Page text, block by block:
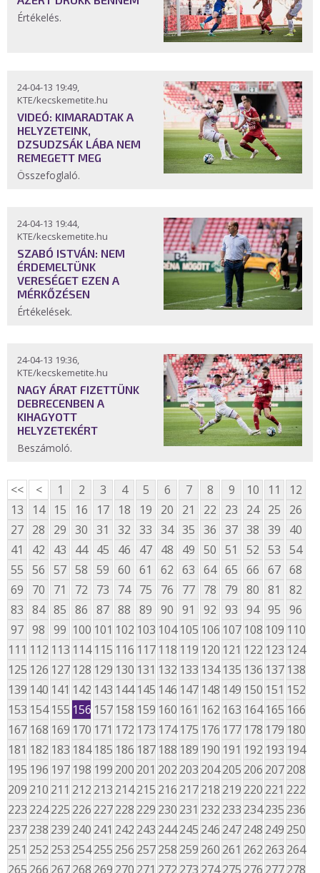
Értékelés.
24-04-13 19:49,
KTE/kecskemetite.hu
VIDEÓ: KIMARADTAK A
HELYZETEINK,
DZSUDZSÁK LÁBA NEM
REMEGETT MEG
Összefoglaló.
24-04-13 19:44,
KTE/kecskemetite.hu
SZABÓ ISTVÁN: NEM
ÉRDEMELTÜNK
VERESÉGET EZEN A
MÉRKŐZÉSEN
Értékelések.
24-04-13 19:36,
KTE/kecskemetite.hu
NAGY ÁRAT FIZETTÜNK
DEBRECENBEN A
KIHAGYOTT
HELYZETEKÉRT
Beszámoló.
<< < 1 2 3 4 5 6 7 8 9 10 11
12
13
14 15 16 17 18 19 20 21 22 23 24 25
26
27 28 29 30 31 32 33 34 35 36 37 38 39
40
41
42 43 44 45 46 47 48 49 50 51 52 53 54
55 56 57 58 59 60 61 62 63 64 65 66 67 68
69
70 71 72 73 74 75 76 77 78 79 80 81
82
83 84 85 86 87 88 89 90 91 92 93 94 95 96
97 98 99 100 101 102 103 104 105 106 107 108 109 110
111 112 113 114 115 116 117 118 119 120 121 122 123 124
125 126 127 128 129 130 131 132 133 134 135 136 137 138
139 140 141 142 143 144 145 146 147 148 149 150 151 152
153 154 155 156 157 158 159 160 161 162 163 164 165 166
167 168 169 170 171 172 173 174 175 176 177 178 179 180
181 182 183 184 185 186 187 188 189 190 191 192 193 194
195 196 197 198 199 200 201 202 203 204205 206 207208
209 210 211 212 213 214215 216 217218 219 220 221 222
223 224225 226 227228 229 230 231 232 233 234235 236
237238 239 240 241 242 243 244245 246 247248 249 250
251 252 253 254255 256 257258 259 260 261 262 263 264
265 266 267268 269 270 271 272 273 274275 276 277278